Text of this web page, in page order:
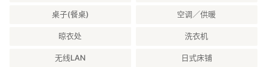
桌子(餐桌) 空调／供暖
晾衣处 洗衣机
无线LAN 日式床铺